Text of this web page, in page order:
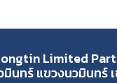
Limited
นทร์ แขวงนวมินทร์